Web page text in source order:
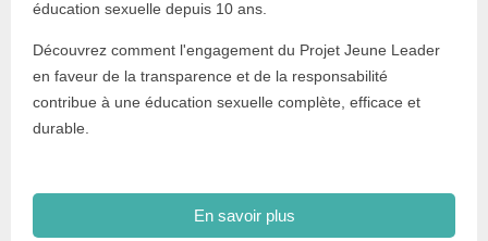
éducation sexuelle depuis 10 ans.
Découvrez comment l'engagement du Projet Jeune Leader
en faveur de la transparence et de la responsabilité
contribue à une éducation sexuelle complète, efficace et
durable.
En savoir plus